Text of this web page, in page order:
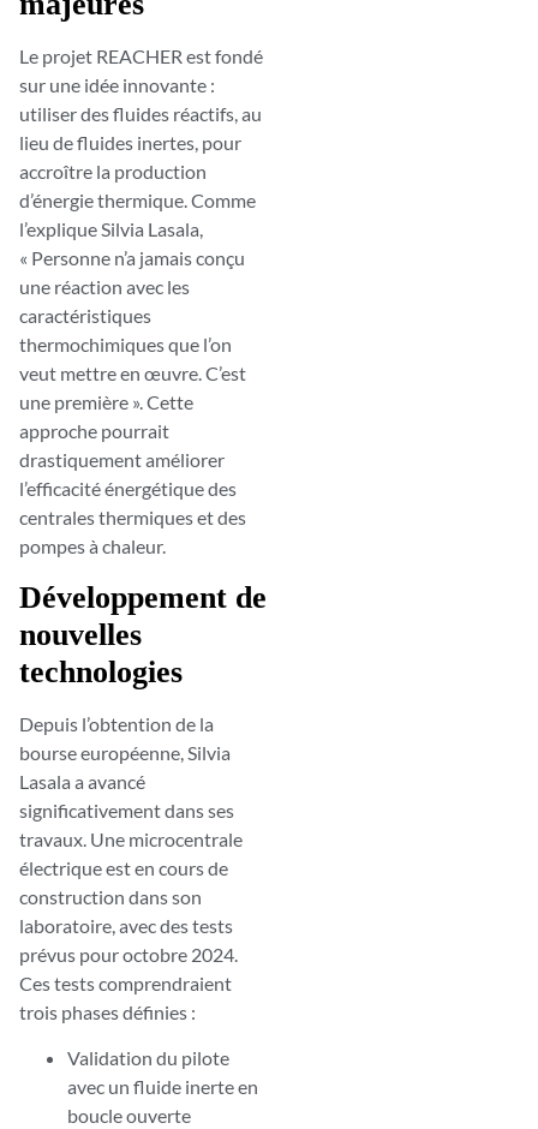
Le projet REACHER est fondé
sur une idée innovante :
utiliser des fluides réactifs, au
lieu de fluides inertes, pour
accroître la production
d’énergie thermique. Comme
l’explique Silvia Lasala,
« Personne n’a jamais conçu
une réaction avec les
caractéristiques
thermochimiques que l’on
veut mettre en œuvre. C’est
une première ». Cette
approche pourrait
drastiquement améliorer
l’efficacité énergétique des
centrales thermiques et des
pompes à chaleur.
Développement de
nouvelles
technologies
Depuis l’obtention de la
bourse européenne, Silvia
Lasala a avancé
significativement dans ses
travaux. Une microcentrale
électrique est en cours de
construction dans son
laboratoire, avec des tests
prévus pour octobre 2024.
Ces tests comprendraient
trois phases définies :
Validation du pilote
avec un fluide inerte en
boucle ouverte